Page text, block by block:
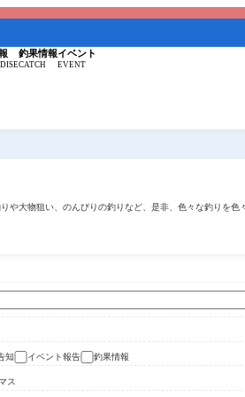
釣果情報
CATCH
イベント
EVENT
や大物狙い、のんびりの釣りなど、是非、色々な釣りを色
知 イベント報告 釣果情報
ス